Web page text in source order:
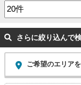
さらに絞り込んで
ご希望のエリア